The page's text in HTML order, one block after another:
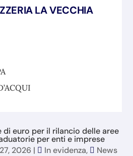
LA VECCHIA
di euro per il rilancio delle aree
per enti e imprese
2026 | In evidenza, News